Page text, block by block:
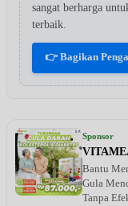
sangat berharga
terbaik.
👉 Bagikan
Sponsor
Bantu
Gula
Tanpa